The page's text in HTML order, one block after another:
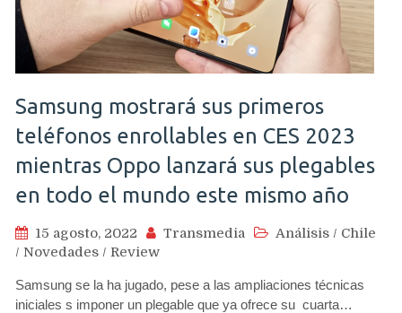
Samsung mostrará sus primeros
teléfonos enrollables en CES 2023
mientras Oppo lanzará sus plegables
en todo el mundo este mismo año
15 agosto, 2022 Transmedia Análisis / Chile
/ Novedades / Review
Samsung se la ha jugado, pese a las ampliaciones técnicas
iniciales s imponer un plegable que ya ofrece su cuarta…